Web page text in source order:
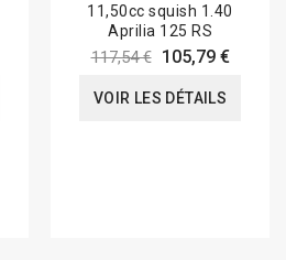
11,50cc squish 1.40
Aprilia 125 RS
117,54 € 105,79 €
VOIR LES DÉTAILS